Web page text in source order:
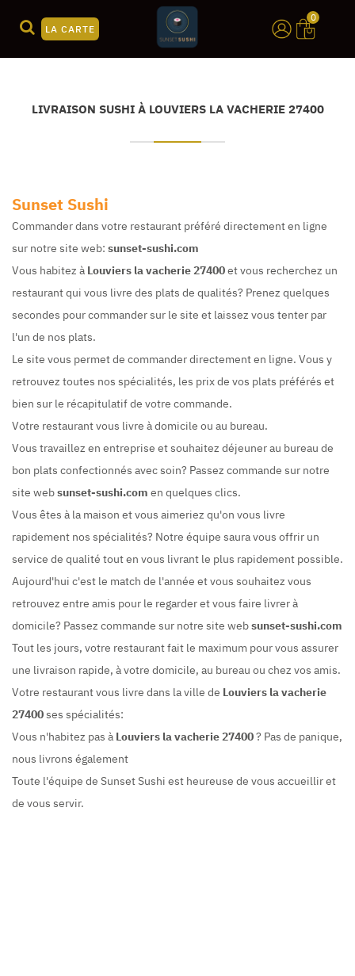
LA CARTE
0
LIVRAISON SUSHI À LOUVIERS LA VACHERIE 27400
Sunset Sushi
Commander dans votre restaurant préféré directement en ligne
sur notre site web: sunset-sushi.com
Vous habitez à Louviers la vacherie 27400et vous recherchez un
restaurant qui vous livre des plats de qualités? Prenez quelques
secondes pour commander sur le site et laissez vous tenter par
l'un de nos plats.
Le site vous permet de commander directement en ligne. Vous y
retrouvez toutes nos spécialités, les prix de vos plats préférés et
bien sur le récapitulatif de votre commande.
Votre restaurant vous livre à domicile ou au bureau.
Vous travaillez en entreprise et souhaitez déjeuner au bureau de
bon plats confectionnés avec soin? Passez commande sur notre
site websunset-sushi.com en quelques clics.
Vous êtes à la maison et vous aimeriez qu'on vous livre
rapidement nos spécialités? Notre équipe saura vous offrir un
service de qualité tout en vous livrant le plus rapidement possible.
Aujourd'hui c'est le match de l'année et vous souhaitez vous
retrouvez entre amis pour le regarder et vous faire livrer à
domicile? Passez commande sur notre site websunset-sushi.com
Tout les jours, votre restaurant fait le maximum pour vous assurer
une livraison rapide, à votre domicile, au bureau ou chez vos amis.
Votre restaurant vous livre dans la ville de Louviers la vacherie
27400ses spécialités:
Vous n'habitez pas à Louviers la vacherie 27400? Pas de panique,
nous livrons également
Toute l'équipe de Sunset Sushi est heureuse de vous accueillir et
de vous servir.